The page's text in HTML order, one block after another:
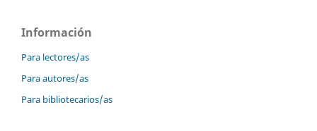
Información
Para lectores/as
Para autores/as
Para bibliotecarios/as